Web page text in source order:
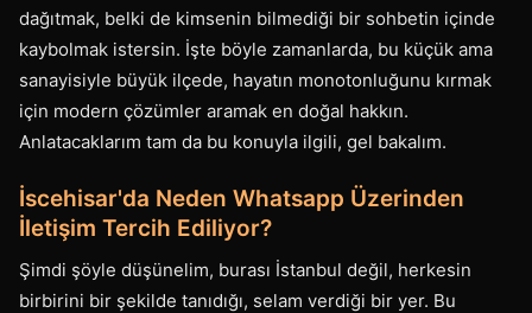
dağıtmak, belki de kimsenin bilmediği bir sohbetin içinde
kaybolmak istersin. İşte böyle zamanlarda, bu küçük ama
sanayisiyle büyük ilçede, hayatın monotonluğunu kırmak
için modern çözümler aramak en doğal hakkın.
Anlatacaklarım tam da bu konuyla ilgili, gel bakalım.
İscehisar'da Neden Whatsapp Üzerinden
İletişim Tercih Ediliyor?
Şimdi şöyle düşünelim, burası İstanbul değil, herkesin
birbirini bir şekilde tanıdığı, selam verdiği bir yer. Bu